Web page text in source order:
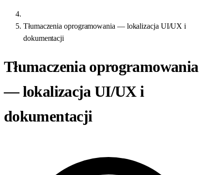
Tłumaczenia oprogramowania — lokalizacja UI/UX i
dokumentacji
Tłumaczenia oprogramowania
— lokalizacja UI/UX i
dokumentacji